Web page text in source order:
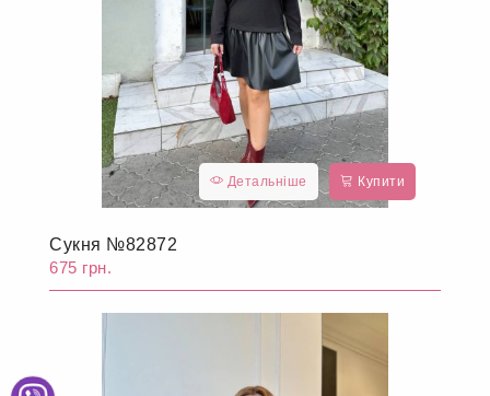
Детальніше Купити
Сукня №82872
675 грн.